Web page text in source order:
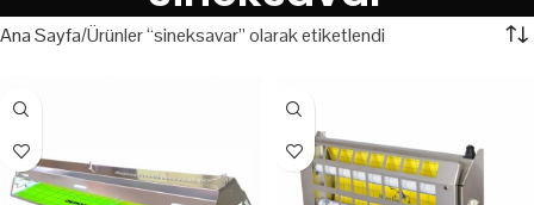
Ana Sayfa Ürünler “sineksavar” olarak etiketlendi